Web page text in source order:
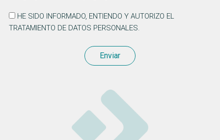
HE SIDO INFORMADO, ENTIENDO Y AUTORIZO EL
TRATAMIENTO DE DATOS PERSONALES.
Enviar